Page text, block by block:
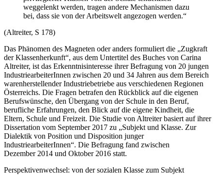
weggelenkt werden, tragen andere Mechanismen dazu
bei, dass sie von der Arbeitswelt angezogen werden.“
(Altreiter, S 178)
Das Phänomen des Magneten oder anders formuliert die „Zugkraft
der Klassenherkunft“, aus dem Untertitel des Buches von Carina
Altreiter, ist das Erkenntnisinteresse ihrer Befragung von 20 jungen
IndustriearbeiterInnen zwischen 20 und 34 Jahren aus dem Bereich
warenherstellender Industriebetriebe aus verschiedenen Regionen
Österreichs. Die Fragen betrafen den Rückblick auf die eigenen
Berufswünsche, den Übergang von der Schule in den Beruf,
berufliche Erfahrungen, den Blick auf die eigene Kindheit, die
Eltern, Schule und Freizeit. Die Studie von Altreiterbasiert auf ihrer
Dissertation vom September 2017 zu „Subjekt und Klasse. Zur
Dialektik von Position und Disposition junger
IndustriearbeiterInnen“. Die Befragung fand zwischen
Dezember 2014 und Oktober 2016 statt.
Perspektivenwechsel: von der sozialen Klasse zum Subjekt